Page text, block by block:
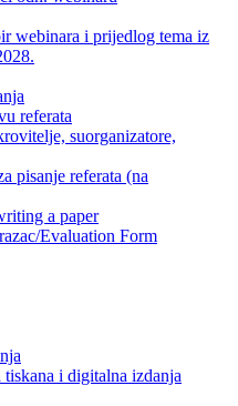
webinara i prijedlog tema iz
referata
suorganizatore,
pisanje referata (na
a paper
Evaluation Form
tiskana i digitalna izdanja